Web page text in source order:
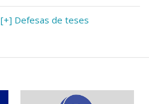
[+] Defesas de teses